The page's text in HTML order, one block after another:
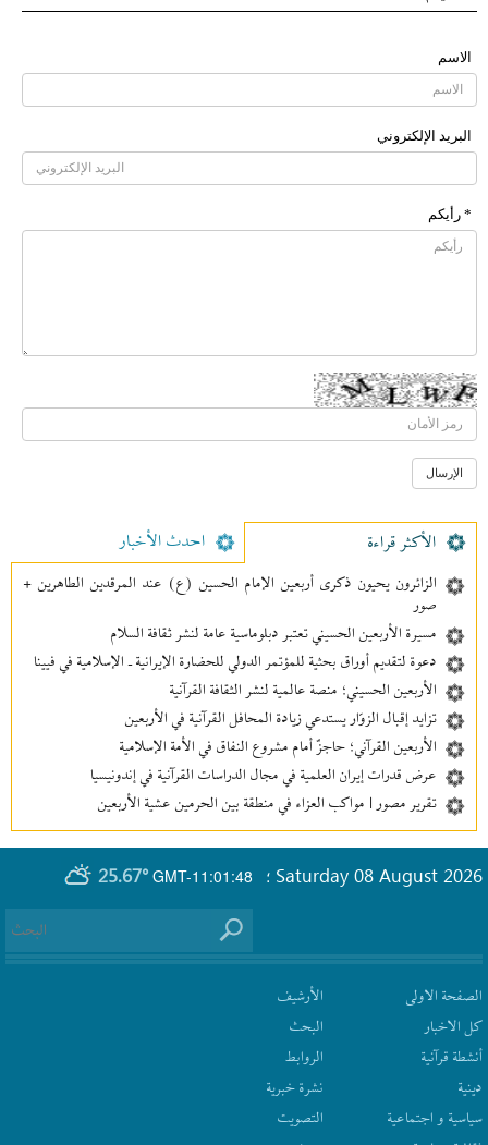
الاسم
البرید الإلکتروني
* رأیکم
الأکثر قراءة احدث الأخبار
الزائرون يحيون ذكرى أربعين الإمام الحسين (ع) عند المرقدين الطاهرين +
صور
مسيرة الأربعين الحسيني تعتبر دبلوماسية عامة لنشر ثقافة السلام
دعوة لتقديم أوراق بحثية للمؤتمر الدولي للحضارة الإيرانية ـ الإسلامية في فيينا
الأربعين الحسيني؛ منصة عالمية لنشر الثقافة القرآنية
تزايد إقبال الزوّار يستدعي زيادة المحافل القرآنية في الأربعين
الأربعين القرآني؛ حاجزٌ أمام مشروع النفاق في الأمة الإسلامية
عرض قدرات إيران العلمية في مجال الدراسات القرآنية في إندونيسيا
تقرير مصور | مواكب العزاء في منطقة بين‌ الحرمین عشية الأربعين
GMT-11:01:48
25.67° Saturday 08 August 2026 ؛
الصفحة الاولى
كل الاخبار
أنشطة قرآنیة
دينية
سیاسیة و اجتماعیة
الأرشیف
البحث
الروابط
نشرة‌ خبریة
التصويت